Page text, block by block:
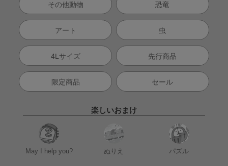
その他動物 恐竜
アート 虫
4Lサイズ 先行商品
限定商品 セール
楽しいおまけ
May I help you? ぬりえ パズル